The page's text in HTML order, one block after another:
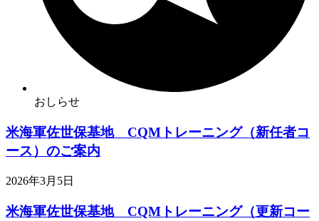
おしらせ
米海軍佐世保基地 CQMトレーニング（新任者コ
ース）のご案内
2026年3月5日
米海軍佐世保基地 CQMトレーニング（更新コー